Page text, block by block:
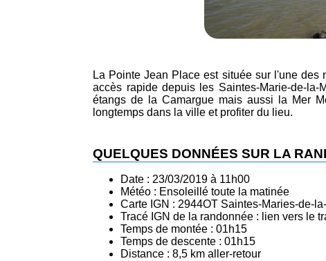
La Pointe Jean Place est située sur l'une des
accès rapide depuis les Saintes-Marie-de-la-
étangs de la Camargue mais aussi la Mer
longtemps dans la ville et profiter du lieu.
QUELQUES DONNÉES SUR LA
Date : 23/03/2019 à 11h00
Météo : Ensoleillé toute la matinée
Carte IGN : 2944OT Saintes-Maries-de-
Tracé IGN de la randonnée : lien vers le
Temps de montée : 01h15
Temps de descente : 01h15
Distance : 8,5 km aller-retour